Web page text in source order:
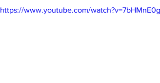
https://www.youtube.com/